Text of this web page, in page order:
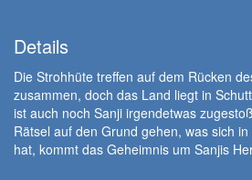
Details
Die Strohhüte treffen auf dem Rücken
zusammen, doch das Land liegt in
ist auch noch Sanji irgendetwas
Rätsel auf den Grund gehen, was sich
hat, kommt das Geheimnis um Sanjis